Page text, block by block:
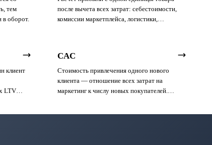
тем
в оборот.
после вычета всех затрат: себестоимости,
комиссии маркетплейса, логистики,
клиент
LTV
CAC
Стоимость привлечения одного нового
клиента — отношение всех затрат на
маркетинг к числу новых покупателей.